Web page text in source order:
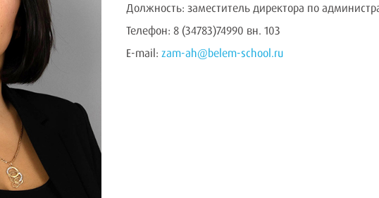
Должность: заместитель директора по
Телефон: 8 (34783)74990 вн. 103
E-mail: zam-ah@belem-school.ru